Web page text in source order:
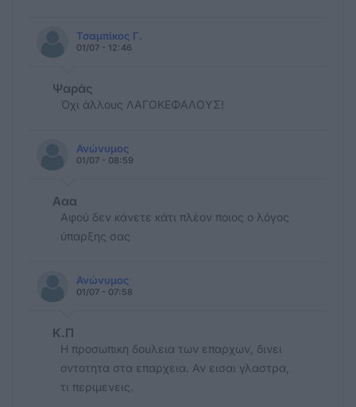
Τσαμπίκος Γ.
01/07 - 12:46
Ψαράς
Όχι άλλους ΛΑΓΟΚΕΦΑΛΟΥΣ!
Ανώνυμος
01/07 - 08:59
Ααα
Αφού δεν κάνετε κάτι πλέον ποιος ο λόγος
ύπαρξης σας
Ανώνυμος
01/07 - 07:58
Κ.Π
Η προσωπικη δουλεια των επαρχων, δινει
οντοτητα στα επαρχεια. Αν εισαι γλαστρα,
τι περιμενεις.